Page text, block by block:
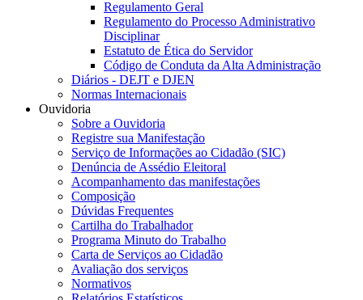
Regulamento Geral
Regulamento do Processo Administrativo
Disciplinar
Estatuto de Ética do Servidor
Código de Conduta da Alta Administração
Diários - DEJT e DJEN
Normas Internacionais
Ouvidoria
Sobre a Ouvidoria
Registre sua Manifestação
Serviço de Informações ao Cidadão (SIC)
Denúncia de Assédio Eleitoral
Acompanhamento das manifestações
Composição
Dúvidas Frequentes
Cartilha do Trabalhador
Programa Minuto do Trabalho
Carta de Serviços ao Cidadão
Avaliação dos serviços
Normativos